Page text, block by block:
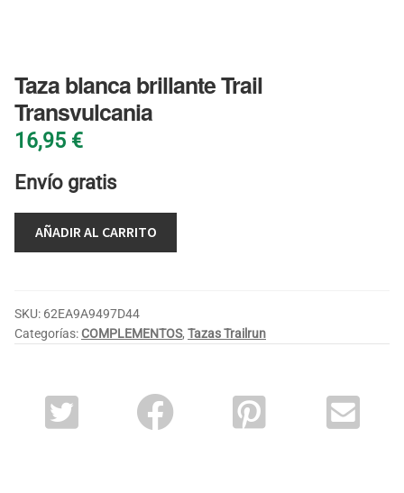
Taza blanca brillante Trail
Transvulcania
16,95 €
Envío gratis
AÑADIR AL CARRITO
SKU: 62EA9A9497D44
Categorías:COMPLEMENTOS, Tazas Trailrun